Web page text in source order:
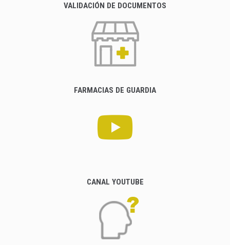
VALIDACIÓN DE DOCUMENTOS
FARMACIAS DE GUARDIA
CANAL YOUTUBE